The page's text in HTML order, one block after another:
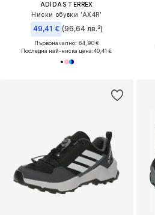
ADIDAS TERREX
Ниски обувки 'AX4R'
49,41 € (96,64 лв.³)
Първоначално: 64,90 €
Последна най-ниска цена:40,41 €